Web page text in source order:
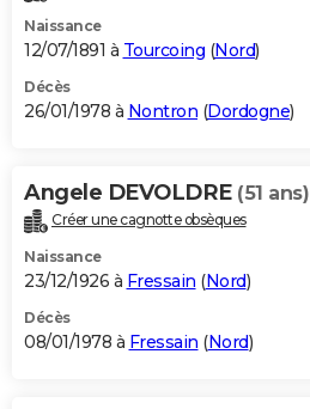
Naissance
12/07/1891 à Tourcoing (Nord)
Décès
26/01/1978 à Nontron (Dordogne)
Angele DEVOLDRE (51 ans)
Créer une cagnotte obsèques
Naissance
23/12/1926 à Fressain (Nord)
Décès
08/01/1978 à Fressain (Nord)